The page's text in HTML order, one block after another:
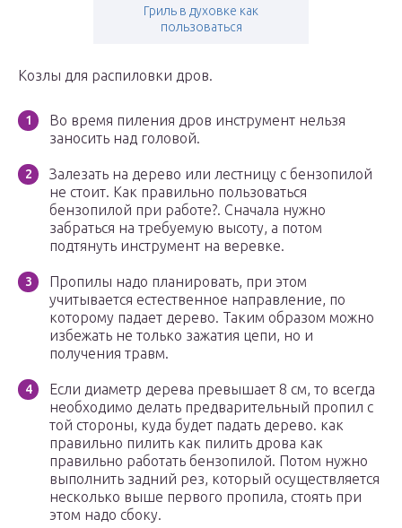
Гриль в духовке как
пользоваться
Козлы для распиловки дров.
Во время пиления дров инструмент нельзя
заносить над головой.
Залезать на дерево или лестницу с бензопилой
не стоит. Как правильно пользоваться
бензопилой при работе?. Сначала нужно
забраться на требуемую высоту, а потом
подтянуть инструмент на веревке.
Пропилы надо планировать, при этом
учитывается естественное направление, по
которому падает дерево. Таким образом можно
избежать не только зажатия цепи, но и
получения травм.
Если диаметр дерева превышает 8 см, то всегда
необходимо делать предварительный пропил с
той стороны, куда будет падать дерево. как
правильно пилить как пилить дрова как
правильно работать бензопилой. Потом нужно
выполнить задний рез, который осуществляется
несколько выше первого пропила, стоять при
этом надо сбоку.